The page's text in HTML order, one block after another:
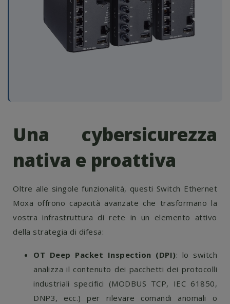
Una cybersicurezza
nativa e proattiva
Oltre alle singole funzionalità, questi Switch Ethernet
Moxa offrono capacità avanzate che trasformano la
vostra infrastruttura di rete in un elemento attivo
della strategia di difesa:
OT Deep Packet Inspection (DPI): lo switch
analizza il contenuto dei pacchetti dei protocolli
industriali specifici (MODBUS TCP, IEC 61850,
DNP3, ecc.) per rilevare comandi anomali o